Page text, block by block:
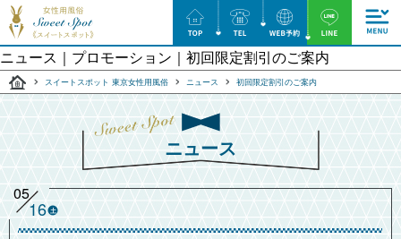
ニュース｜プロモーション｜初回限定割引のご案内
スイートスポット 東京女性用風俗 ニュース 初回限定割引のご案内
ニュース
05
16 土